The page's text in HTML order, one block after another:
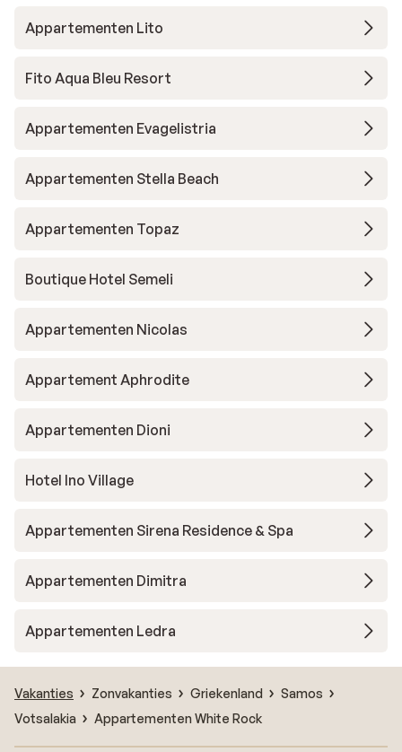
Appartementen Lito
Fito Aqua Bleu Resort
Appartementen Evagelistria
Appartementen Stella Beach
Appartementen Topaz
Boutique Hotel Semeli
Appartementen Nicolas
Appartement Aphrodite
Appartementen Dioni
Hotel Ino Village
Appartementen Sirena Residence & Spa
Appartementen Dimitra
Appartementen Ledra
Vakanties Zonvakanties Griekenland
Samos
Votsalakia
Appartementen White Rock